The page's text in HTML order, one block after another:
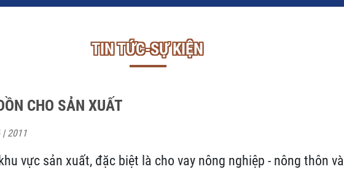
TIN TỨC-SỰ KIỆN
CHO SẢN XUẤT
| 2011
vực sản xuất, đặc biệt là cho vay nông nghiệp - nông thôn và